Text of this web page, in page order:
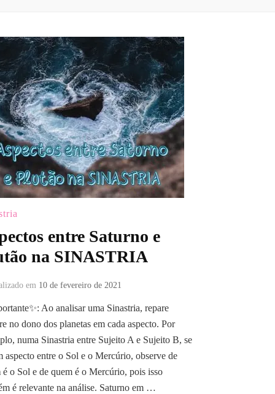
entre Saturno e
na SINASTRIA
em 10 de fevereiro de 2021
Ao analisar uma Sinastria, repare
no dono dos planetas em cada aspecto. Por
numa Sinastria entre Sujeito A e Sujeito B, se
aspecto entre o Sol e o Mercúrio, observe de
é o Sol e de quem é o Mercúrio, pois isso
é relevante na análise. Saturno em …